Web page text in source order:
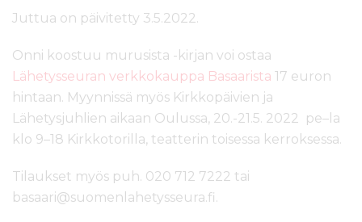
Juttua on päivitetty 3.5.2022.
Onni koostuu murusista -kirjan voi ostaa
Lähetysseuran verkkokauppa Basaarista 17 euron
hintaan. Myynnissä myös Kirkkopäivien ja
Lähetysjuhlien aikaan Oulussa, 20.-21.5. 2022 pe–la
klo 9–18 Kirkkotorilla, teatterin toisessa kerroksessa.
Tilaukset myös puh. 020 712 7222 tai
basaari@suomenlahetysseura.fi.